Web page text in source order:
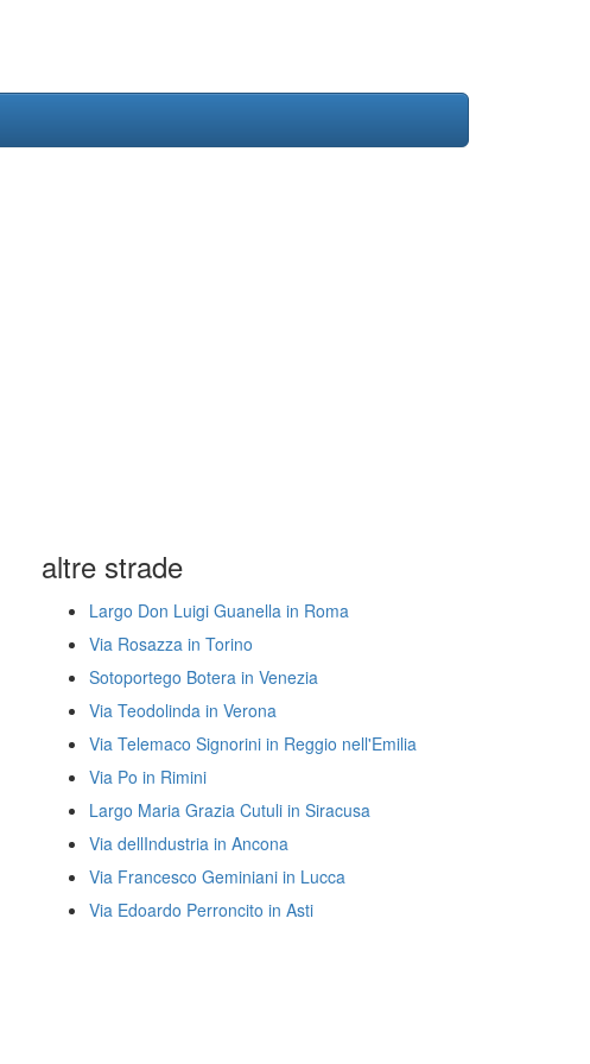
altre strade
Largo Don Luigi Guanella in Roma
Via Rosazza in Torino
Sotoportego Botera in Venezia
Via Teodolinda in Verona
Via Telemaco Signorini in Reggio nell'Emilia
Via Po in Rimini
Largo Maria Grazia Cutuli in Siracusa
Via dellIndustria in Ancona
Via Francesco Geminiani in Lucca
Via Edoardo Perroncito in Asti